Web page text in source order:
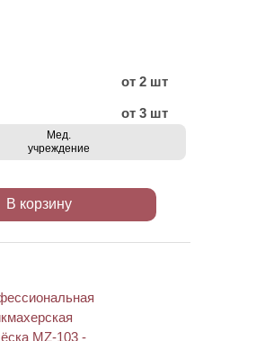
от 2 шт
от 3 шт
Мед.
учреждение
В корзину